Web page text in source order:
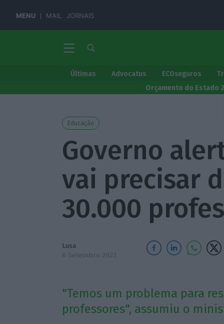
MENU MAIL JORNAIS
Últimas Advocatus ECOseguros
Orçamento do Estado
Educação
Governo
vai precisar
30.000
Lusa
6 Setembro 2023
"Temos um problema para
professores", assumiu o